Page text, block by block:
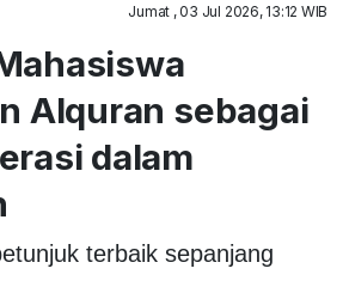
Jumat , 03 Jul 2026, 13:12 WIB
Alquran sebagai
dalam
terbaik sepanjang